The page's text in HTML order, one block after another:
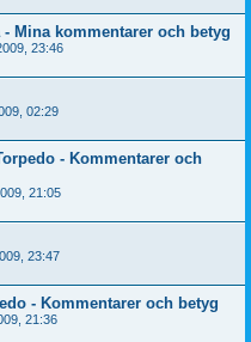
Mina kommentarer och betyg
23:46
02:29
- Kommentarer och
21:05
23:47
- Kommentarer och betyg
21:36